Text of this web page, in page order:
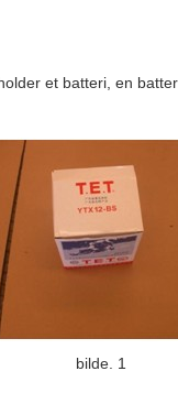
et batteri, en
bilde. 1